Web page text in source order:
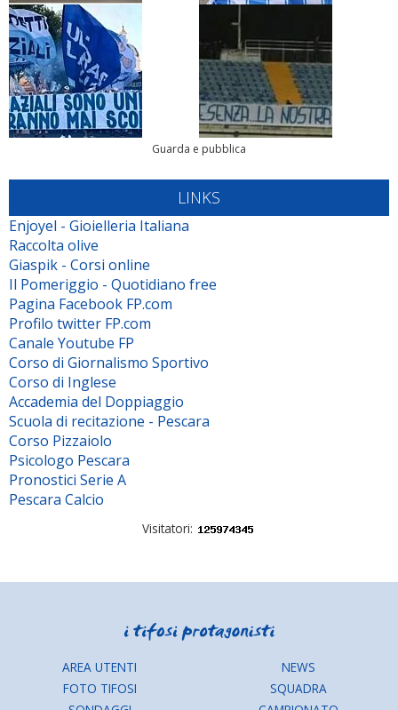
Guarda e pubblica
LINKS
Enjoyel - Gioielleria Italiana
Raccolta olive
Giaspik - Corsi online
Il Pomeriggio - Quotidiano free
Pagina Facebook FP.com
Profilo twitter FP.com
Canale Youtube FP
Corso di Giornalismo Sportivo
Corso di Inglese
Accademia del Doppiaggio
Scuola di recitazione - Pescara
Corso Pizzaiolo
Psicologo Pescara
Pronostici Serie A
Pescara Calcio
Visitatori:
AREA UTENTI
FOTO TIFOSI
NEWS
SQUADRA